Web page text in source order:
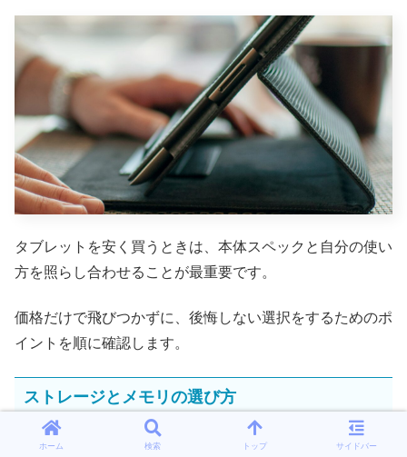
タブレットを安く買うときは、本体スペックと自分の使い
方を照らし合わせることが最重要です。
価格だけで飛びつかずに、後悔しない選択をするためのポ
イントを順に確認します。
ストレージとメモリの選び方
まずストレージは、写真や動画、アプリの容量で不足しが
ホーム 検索 トップ サイドバー